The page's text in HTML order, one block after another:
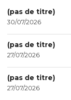
(pas de titre)
30/07/2026
(pas de titre)
27/07/2026
(pas de titre)
27/07/2026